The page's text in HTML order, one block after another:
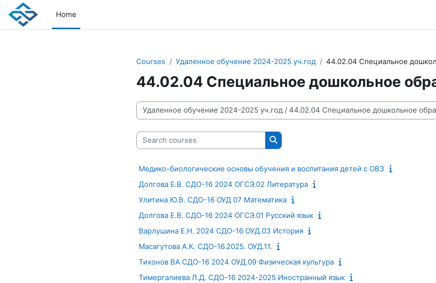
Skip to main content
Home
Courses
Удаленное обучение 2024-2025 уч.год 44.02.04 Специальное
44.02.04 Специальное дошкольное
Course categories
Search courses
Search courses
Медико-биологические основы обучения и воспитания детей с ОВЗ
Долгова Е.В. СДО-16 2024 ОГСЭ.02 Литература
Улитина Ю.В. СДО-16 ОУД 07 Математика
Долгова Е.В. СДО-16 2024 ОГСЭ.01 Русский язык
Варлушина Е.Н. 2024 СДО-16 ОУД.03 История
Масагутова А.К. СДО-16.2025. ОУД.11.
Тихонов ВА СДО-16 2024 ОУД.09 Физическая культура
Тимергалиева Л.Д. СДО-16 2024-2025 Иностранный язык